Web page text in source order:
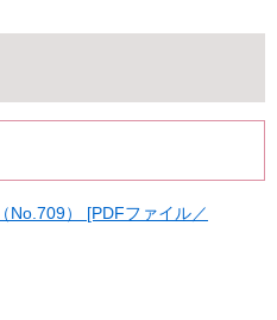
） [PDFファイル／